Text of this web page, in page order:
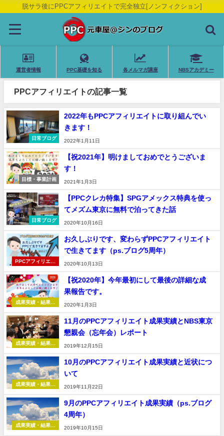
脱サラ後にPPCアフィリエイトで完全独立[ノンフィクション]
運営者情報 PPC基礎を知る 各メルマガ講座 NBSアカデミー
PPCアフィリエイトの記事一覧
日常ブログ
2022年もPPCアフィリエイトに取り組んでい
きます！
2022年1月11日
目標・事業計画
【祝2021年】明けましておめでとうございま
す！
2021年1月3日
日常ブログ
【PPCクレカ特集】SPGアメックス特典を使っ
てメズム東京に無料で泊ってきた話
2020年10月16日
PPCアフィリエイ
お久しぶりです、変わらずPPCアフィリエイト
で生きてます（ps.ブログ5周年）
2020年10月13日
成果実績・結果報
【祝2020年】今年最初にして最後の詳細な成
果報告です。
2020年1月3日
成果実績・結果報
11月のPPCアフィリエイト成果実績とNBS東京
懇親会（忘年会）レポート
2019年12月15日
成果実績・結果報
10月のPPCアフィリエイト成果実績と近状につ
いて
2019年11月22日
成果実績・結果報
9月のPPCアフィリエイト成果実績（ps.ブログ
4周年）
2019年10月15日